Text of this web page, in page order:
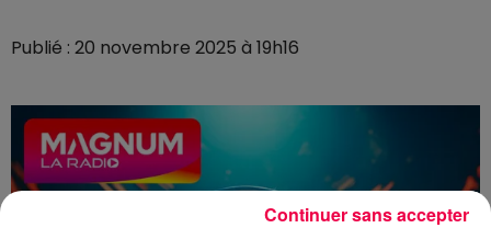
Publié : 20 novembre 2025 à 19h16
Continuer sans accepter